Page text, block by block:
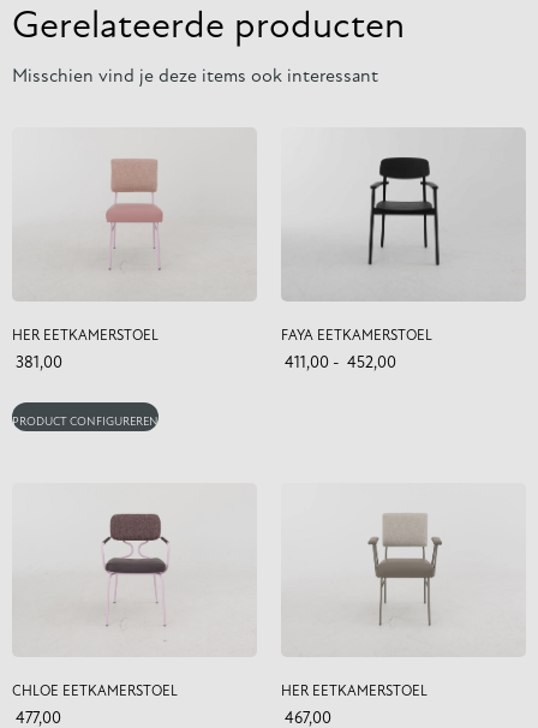
Gerelateerde producten
Misschien vind je deze items ook interessant
HER EETKAMERSTOEL
381,00
PRODUCT CONFIGUREREN
FAYA EETKAMERSTOEL
411,00 - 452,00
CHLOE EETKAMERSTOEL
477,00
HER EETKAMERSTOEL
467,00